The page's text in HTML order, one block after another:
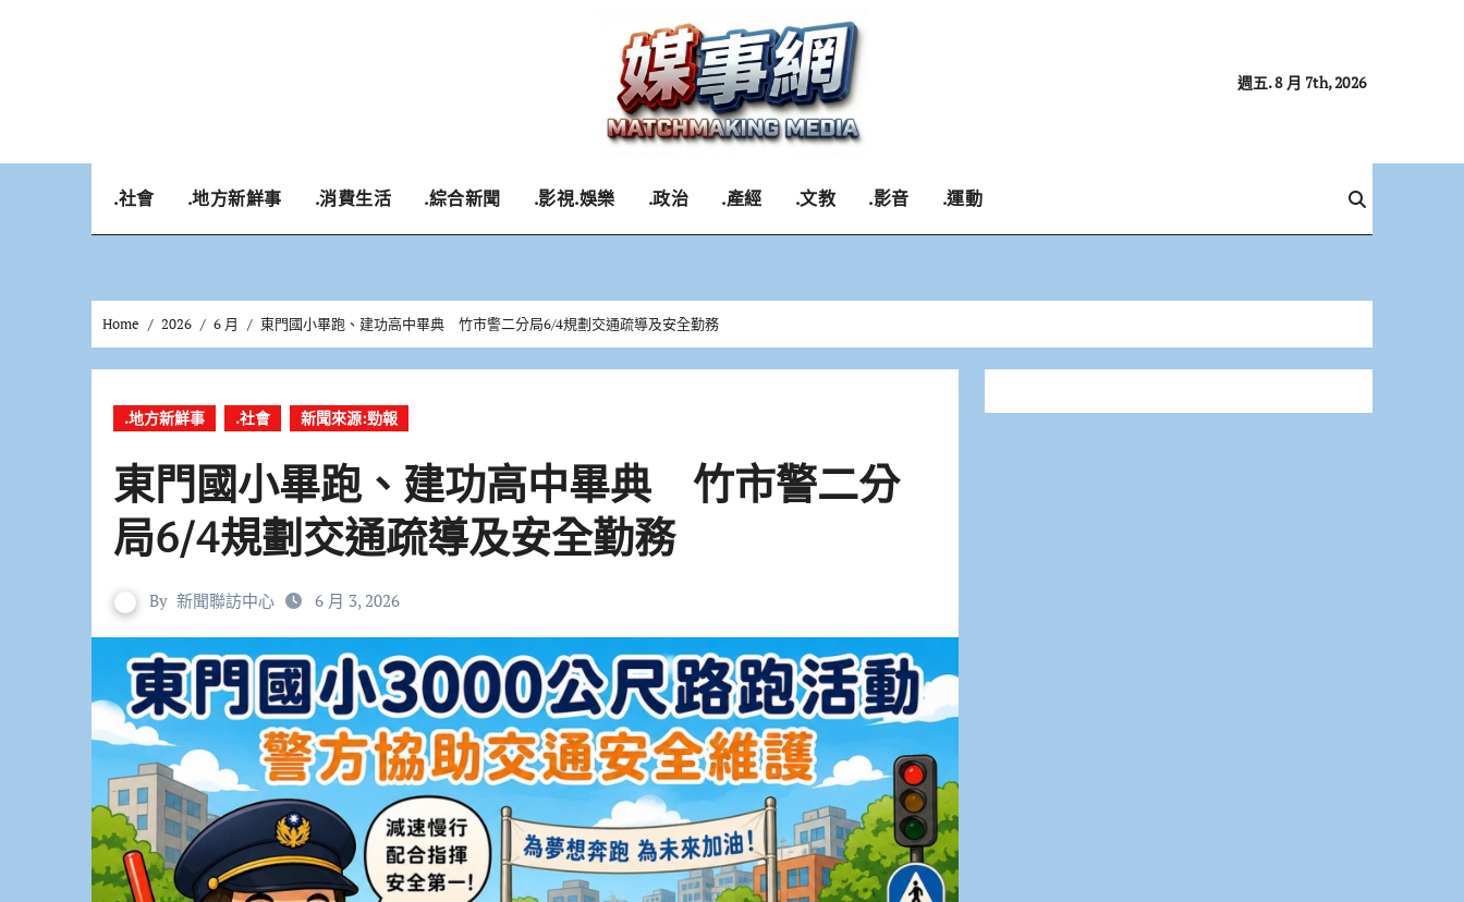
週五. 8 月 7th, 2026
.社會 .地方新鮮事 .消費生活 .綜合新聞 .影視.娛樂 .政治 .產經 .文教 .影音 .運動
Home 2026 6 月 東門國小畢跑、建功高中畢典 竹市警二分局6/4規劃交通疏導及安全勤務
.地方新鮮事 .社會 新聞來源:勁報
東門國小畢跑、建功高中畢典 竹市警二分
局6/4規劃交通疏導及安全勤務
By 新聞聯訪中心 6 月 3, 2026